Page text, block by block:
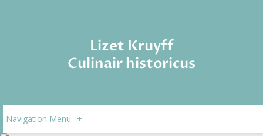
Lizet Kruyff
Culinair historicus
Navigation Menu +